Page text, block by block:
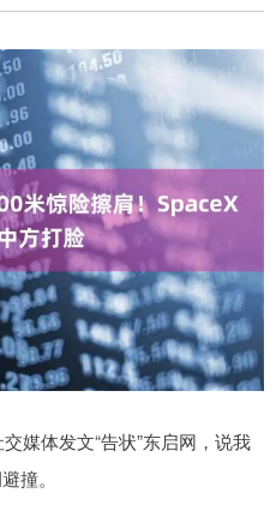
媒体发文“告状”东启网，说我
撞。